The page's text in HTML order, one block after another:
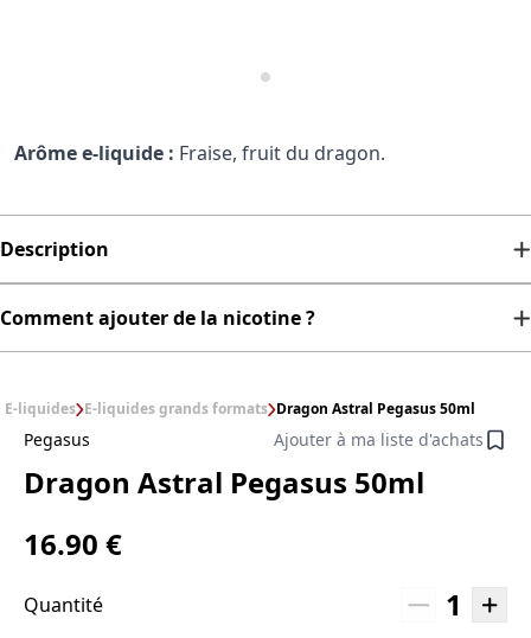
Arôme e-liquide : Fraise, fruit du dragon.
Description
Comment ajouter de la nicotine ?
E-liquides E-liquides grands formats Dragon Astral Pegasus 50ml
Pegasus Ajouter à ma liste d'achats
Dragon Astral Pegasus 50ml
16.90 €
Quantité 1